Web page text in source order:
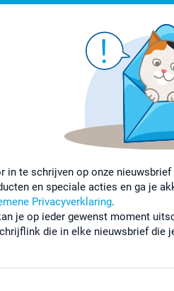
in te schrijven op onze
en speciale acties en ga je
Privacyverklaring.
je op ieder gewenst moment
die in elke nieuwsbrief die